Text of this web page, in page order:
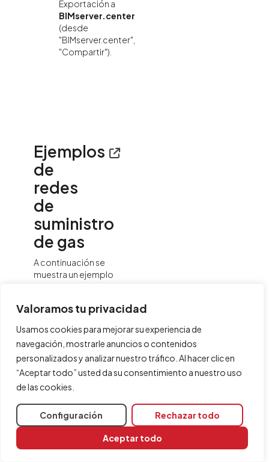
Valoramos tu privacidad
Usamos cookies para mejorar su experiencia de
navegación, mostrarle anuncios o contenidos
personalizados y analizar nuestro tráfico. Al hacer clic en
“Aceptar todo” usted da su consentimiento a nuestro uso
de las cookies.
Configuración Rechazar todo
Aceptar todo
Exportación a
BIMserver.center
(desde
"BIMserver.center",
"Compartir").
Ejemplos
de
redes
de
suministro
de gas
A continuación se
muestra un ejemplo
que se puede
programa, indicando
la disposición de los
elementos y las
opciones que
permiten su
modelo:
Infraestruct